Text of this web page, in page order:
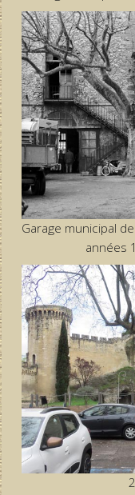
Garage municipal
années